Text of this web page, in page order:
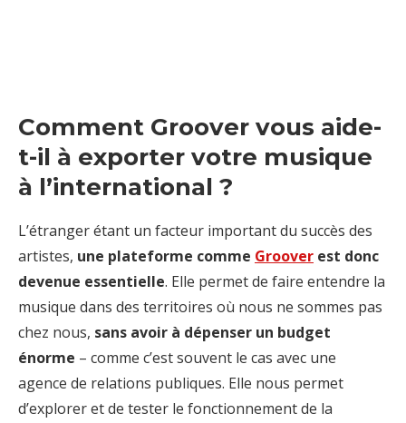
Comment Groover vous aide-
t-il à exporter votre musique
à l’international ?
L’étranger étant un facteur important du succès des
artistes, une plateforme comme Groover est donc
devenue essentielle. Elle permet de faire entendre la
musique dans des territoires où nous ne sommes pas
chez nous, sans avoir à dépenser un budget
énorme – comme c’est souvent le cas avec une
agence de relations publiques. Elle nous permet
d’explorer et de tester le fonctionnement de la